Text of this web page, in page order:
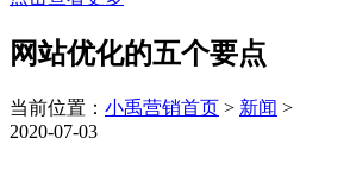
网站优化的五个要点
当前位置： 小禹营销首页 > 新闻 >
2020-07-03